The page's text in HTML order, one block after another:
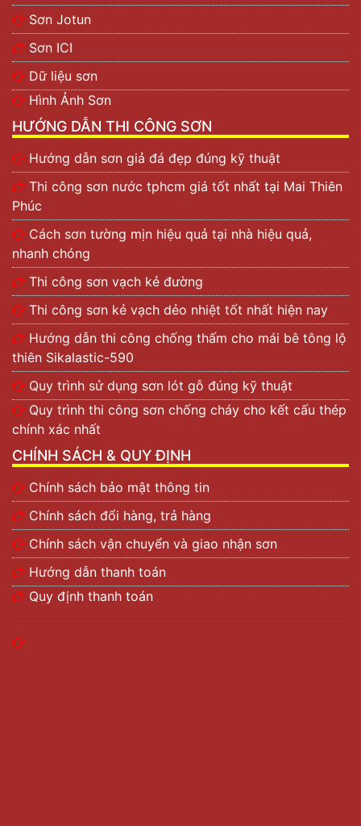
Sơn Jotun
Sơn ICI
Dữ liệu sơn
Hình Ảnh Sơn
HƯỚNG DẪN THI CÔNG SƠN
Hướng dẫn sơn giả đá đẹp đúng kỹ thuật
Thi công sơn nước tphcm giá tốt nhất tại Mai Thiên
Phúc
Cách sơn tường mịn hiệu quả tại nhà hiệu quả,
nhanh chóng
Thi công sơn vạch kẻ đường
Thi công sơn kẻ vạch dẻo nhiệt tốt nhất hiện nay
Hướng dẫn thi công chống thấm cho mái bê tông lộ
thiên Sikalastic-590
Quy trình sử dụng sơn lót gỗ đúng kỹ thuật
Quy trình thi công sơn chống cháy cho kết cấu thép
chính xác nhất
CHÍNH SÁCH & QUY ĐỊNH
Chính sách bảo mật thông tin
Chính sách đổi hàng, trả hàng
Chính sách vận chuyển và giao nhận sơn
Hướng dẫn thanh toán
Quy định thanh toán